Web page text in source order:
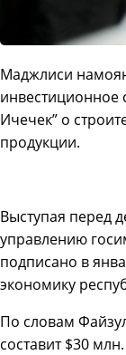
Маджлиси
инвестиционное
Ичечек” о
продукции.
Выступая перед
управлению
подписано в
экономику
По словам
составит $30